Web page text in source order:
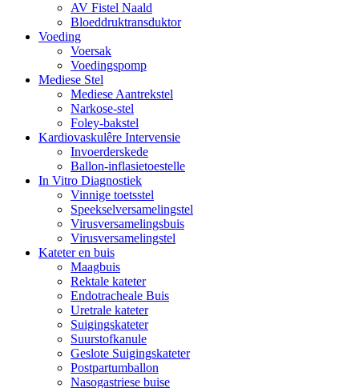
AV Fistel Naald
Bloeddruktransduktor
Voeding
Voersak
Voedingspomp
Mediese Stel
Mediese Aantrekstel
Narkose-stel
Foley-bakstel
Kardiovaskulêre Intervensie
Invoerderskede
Ballon-inflasietoestelle
In Vitro Diagnostiek
Vinnige toetsstel
Speekselversamelingstel
Virusversamelingsbuis
Virusversamelingstel
Kateter en buis
Maagbuis
Rektale kateter
Endotracheale Buis
Uretrale kateter
Suigingskateter
Suurstofkanule
Geslote Suigingskateter
Postpartumballon
Nasogastriese buise